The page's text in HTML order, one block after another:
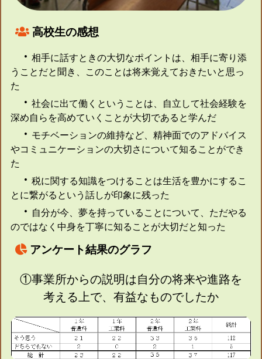
高校生の感想
・ 相手に話すときの大切なポイントは、相手に寄り添
うことだと聞き、このことは将来覚えておきたいと思っ
た
・ 社会に出て働くということは、自立して社会経験を
深め自らを高めていくことが大切であると学んだ
・ モチベーションの維持など、精神面でのアドバイス
やコミュニケーションの大切さについて知ることができ
た
・ 税に関する知識をつけることは生活を豊かにするこ
とに繋がるという話しが印象に残った
・ 自分が今、夢を持っていることについて、ただやる
のではなく中身を丁寧に知ることが大切だと知った
アンケート結果のグラフ
①事業所からの説明は自分の将来や進路を
考える上で、有益なものでしたか